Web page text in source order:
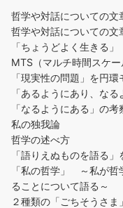
哲学や対話についての文
哲学や対話についての文
「ちょうどよく生きる」
MTS（マルチ時間スケー
「現実性の問題」を円
「あるようにあり、な
「なるようにある」の考
私の独我論
哲学の述べ方
「語りえぬものを語る」
「私の哲学」 ～私が哲
ることについて語る～
２種類の「ごちそうさま」